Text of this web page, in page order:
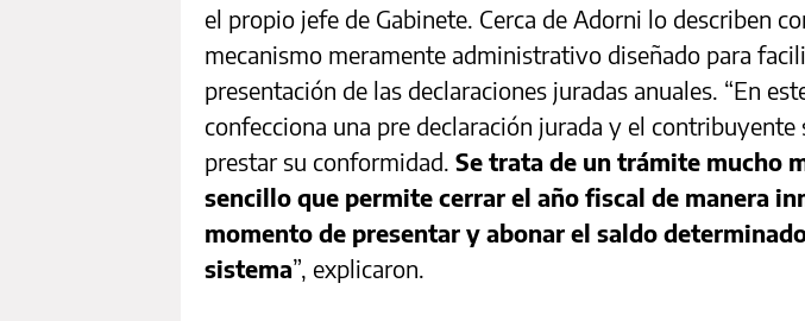
el propio jefe de Gabinete. Cerca de Adorni lo describen
mecanismo meramente administrativo diseñado para
presentación de las declaraciones juradas anuales. “En
confecciona una pre declaración jurada y el contribuyente
prestar su conformidad. Se trata de un trámite mucho
sencillo que permite cerrar el año fiscal de manera
momento de presentar y abonar el saldo
sistema”, explicaron.